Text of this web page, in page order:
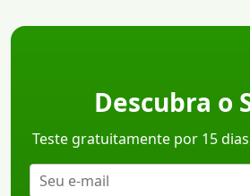
Descubra o
Teste gratuitamente por 15